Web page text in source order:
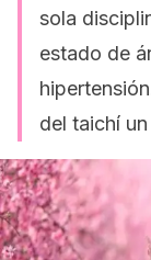
sola
estado de
del taichí